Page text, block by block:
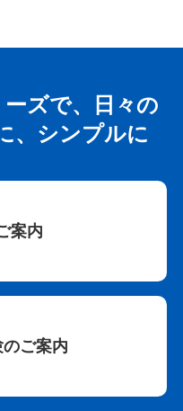
ズで、日々の
、シンプルに
案内
ご案内